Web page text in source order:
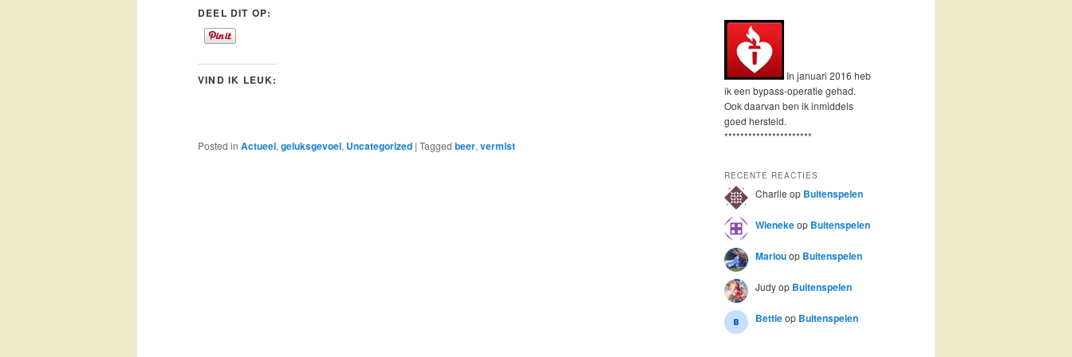
DEEL DIT OP:
VIND IK LEUK:
Posted in Actueel,geluksgevoel, Uncategorized | Tagged beer,vermist
In januari 2016 heb
ik een bypass-operatie gehad.
Ook daarvan ben ik inmiddels
goed hersteld.
**********************
RECENTE REACTIES
Charlie op Buitenspelen
Wienekeop Buitenspelen
Marlouop Buitenspelen
Judyop Buitenspelen
Bettieop Buitenspelen